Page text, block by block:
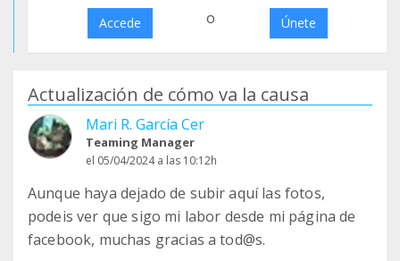
Accede o Únete
Actualización de cómo va la causa
Mari R. García Cer
Teaming Manager
el 05/04/2024 a las 10:12h
Aunque haya dejado de subir aquí las fotos,
podeis ver que sigo mi labor desde mi página de
facebook, muchas gracias a tod@s.